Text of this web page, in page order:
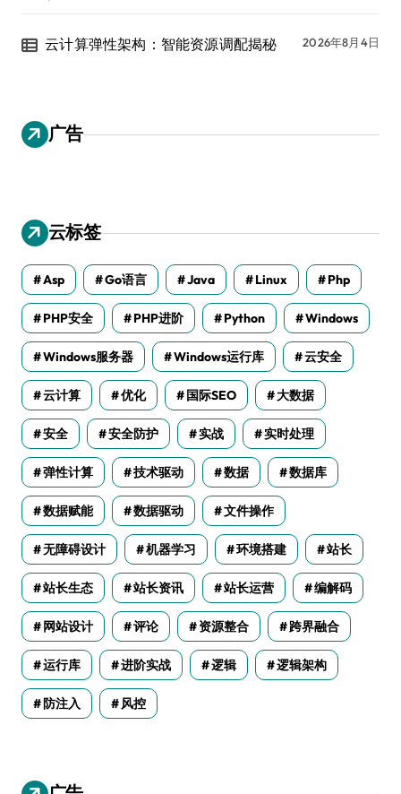
云计算弹性架构：智能资源调配揭秘 2026年8月4日
广告
云标签
Asp Go语言 Java Linux Php
PHP安全 PHP进阶 Python Windows
Windows服务器 Windows运行库 云安全
云计算 优化 国际SEO 大数据
安全 安全防护 实战 实时处理
弹性计算 技术驱动 数据 数据库
数据赋能 数据驱动 文件操作
无障碍设计 机器学习 环境搭建 站长
站长生态 站长资讯 站长运营 编解码
网站设计 评论 资源整合 跨界融合
运行库 进阶实战 逻辑 逻辑架构
防注入 风控